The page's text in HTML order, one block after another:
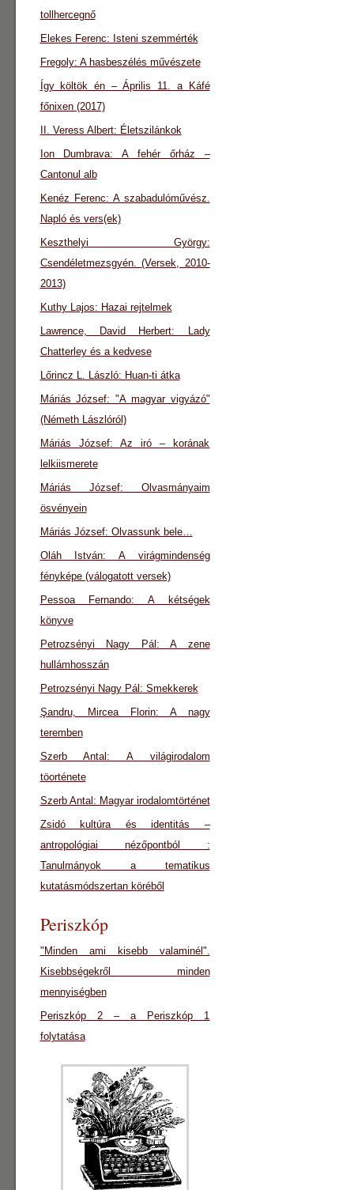
tollhercegnő
Elekes Ferenc: Isteni szemmérték
Fregoly: A hasbeszélés művészete
Így költök én – Április 11. a Káfé
főnixen (2017)
II. Veress Albert: Életszilánkok
Ion Dumbrava: A fehér őrház –
Cantonul alb
Kenéz Ferenc: A szabadulóművész.
Napló és vers(ek)
Keszthelyi György:
Csendéletmezsgyén. (Versek, 2010-
2013)
Kuthy Lajos: Hazai rejtelmek
Lawrence, David Herbert: Lady
Chatterley és a kedvese
Lőrincz L. László: Huan-ti átka
Máriás József: "A magyar vigyázó"
(Németh Lászlóról)
Máriás József: Az iró – korának
lelkiismerete
Máriás József: Olvasmányaim
ösvényein
Máriás József: Olvassunk bele…
Oláh István: A virágmindenség
fényképe (válogatott versek)
Pessoa Fernando: A kétségek
könyve
Petrozsényi Nagy Pál: A zene
hullámhosszán
Petrozsényi Nagy Pál: Smekkerek
Şandru, Mircea Florin: A nagy
teremben
Szerb Antal: A világirodalom
töorténete
Szerb Antal: Magyar irodalomtörténet
Zsidó kultúra és identitás –
antropológiai nézőpontból :
Tanulmányok a tematikus
kutatásmódszertan köréből
Periszkóp
"Minden ami kisebb valaminél".
Kisebbségekről minden
mennyiségben
Periszkóp 2 – a Periszkóp 1
folytatása